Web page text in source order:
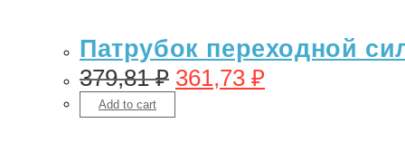
Патрубок переходной
379,81₽ 361,73 ₽
Add to cart